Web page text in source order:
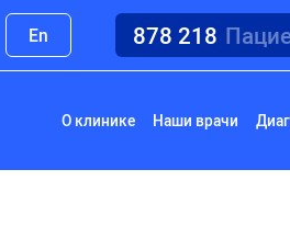
En 878 218
О клинике Наши врачи